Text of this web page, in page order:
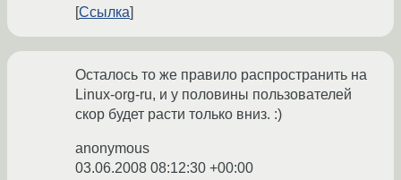
Ссылка
Осталось то же правило распространить на
Linux-org-ru, и у половины пользователей
скор будет расти только вниз. :)
anonymous
03.06.2008 08:12:30 +00:00